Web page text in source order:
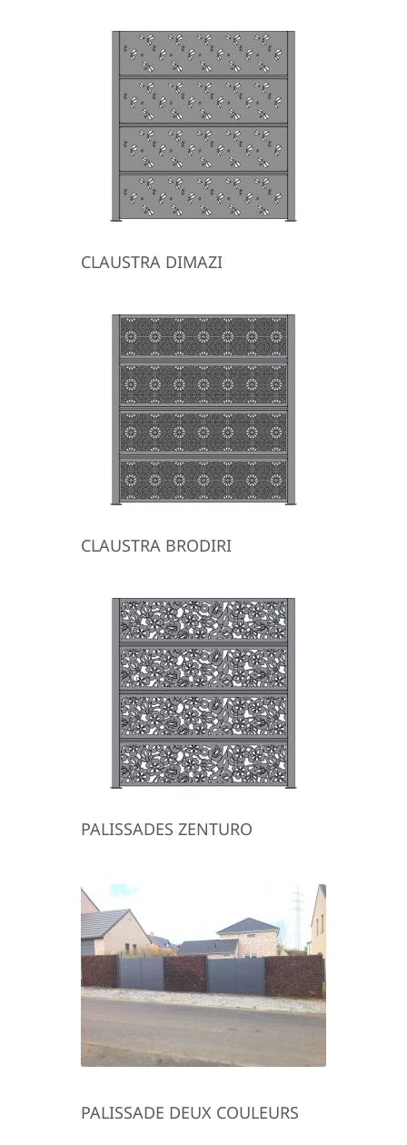
CLAUSTRA DIMAZI
CLAUSTRA BRODIRI
PALISSADES ZENTURO
PALISSADE DEUX COULEURS